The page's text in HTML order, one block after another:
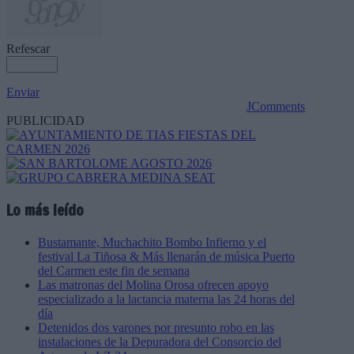
Refescar
Enviar
JComments
PUBLICIDAD
Lo más leído
Bustamante, Muchachito Bombo Infierno y el
festival La Tiñosa & Más llenarán de música Puerto
del Carmen este fin de semana
Las matronas del Molina Orosa ofrecen apoyo
especializado a la lactancia materna las 24 horas del
día
Detenidos dos varones por presunto robo en las
instalaciones de la Depuradora del Consorcio del